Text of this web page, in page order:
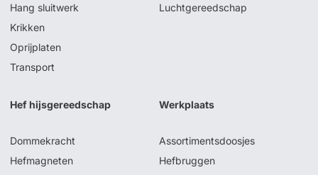
Hang sluitwerk
Krikken
Oprijplaten
Transport
Luchtgereedschap
Hef hijsgereedschap
Dommekracht
Hefmagneten
Werkplaats
Assortimentsdoosjes
Hefbruggen